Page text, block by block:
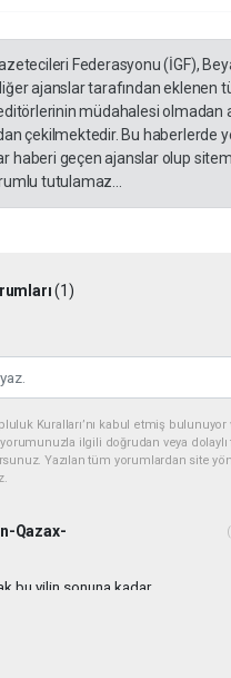
Federasyonu (İGF),
ajanslar tarafından eklenen
müdahalesi olmadan
çekilmektedir. Bu haberlerde
haberi geçen ajanslar olup
tutulamaz...
(1)
Kuralları’nı kabul etmiş
yorumunuzla ilgili doğrudan veya
Yazılan tüm yorumlardan site
Qazax-
bu yilin sonuna kadar...